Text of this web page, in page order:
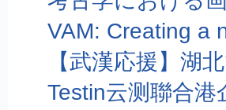
【武漢応援】湖